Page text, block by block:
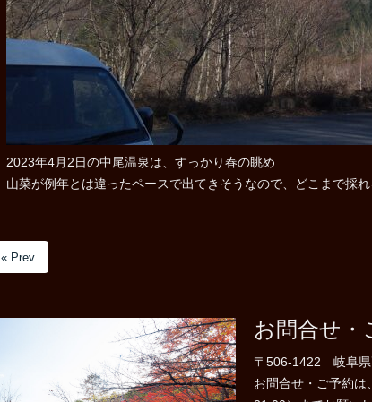
2023年4月2日の中尾温泉は、すっかり春の眺め
山菜が例年とは違ったペースで出てきそうなので、どこまで採れ
« Prev
お問合せ・
〒506-1422 岐阜県
お問合せ・ご予約